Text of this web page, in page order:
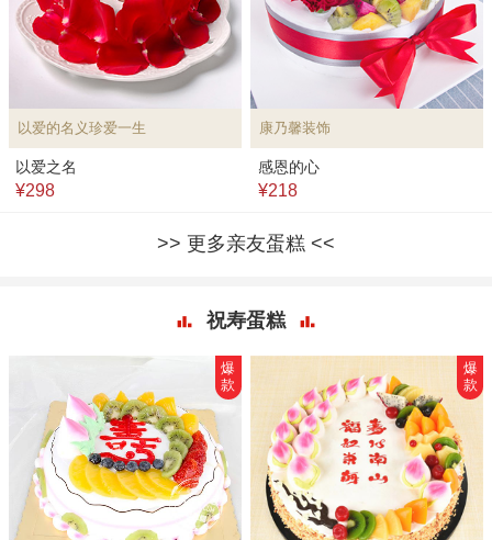
以爱的名义珍爱一生
以爱之名
¥298
康乃馨装饰
感恩的心
¥218
更多亲友蛋糕
祝寿蛋糕
爆
款
爆
款